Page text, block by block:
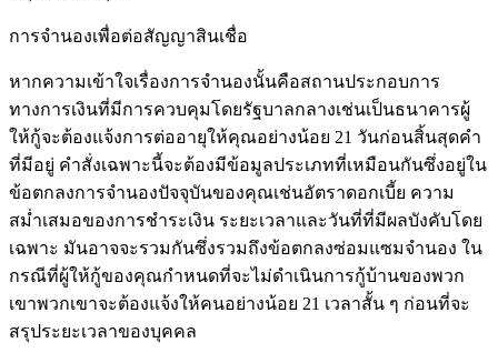
การจำนองเพื่อต่อสัญญาสินเชื่อ
หากความเข้าใจเรื่องการจำนองนั้นคือสถานประกอบการ
ทางการเงินที่มีการควบคุมโดยรัฐบาลกลางเช่นเป็นธนาคารผู้
ให้กู้จะต้องแจ้งการต่ออายุให้คุณอย่างน้อย 21 วันก่อนสิ้นสุดคำ
ที่มีอยู่ คำสั่งเฉพาะนี้จะต้องมีข้อมูลประเภทที่เหมือนกันซึ่งอยู่ใน
ข้อตกลงการจำนองปัจจุบันของคุณเช่นอัตราดอกเบี้ย ความ
สม่ำเสมอของการชำระเงิน ระยะเวลาและวันที่ที่มีผลบังคับโดย
เฉพาะ มันอาจจะรวมกันซึ่งรวมถึงข้อตกลงซ่อมแซมจำนอง ใน
กรณีที่ผู้ให้กู้ของคุณกำหนดที่จะไม่ดำเนินการกู้บ้านของพวก
เขาพวกเขาจะต้องแจ้งให้คนอย่างน้อย 21 เวลาสั้น ๆ ก่อนที่จะ
สรุประยะเวลาของบุคคล